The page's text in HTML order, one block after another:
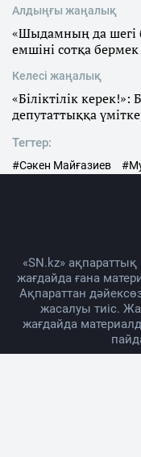
Алдыңғы жаңалық
«Шыдамның да шегі
емшіні сотқа
Келесі жаңалық
«Біліктілік
депутаттыққа
Тегтер:
#Сәкен Майғазиев
«SN.kz»
жағдайда ғана
Ақпараттан
жасалуы тиіс.
жағдайда